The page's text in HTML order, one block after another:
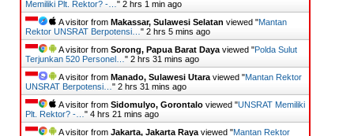
Memiliki Plt. Rektor? -… " 2 hrs 1 min ago
A visitor from Makassar, Sulawesi Selatan viewed "Mantan
Rektor UNSRAT Berpotensi… " 2 hrs 5 mins ago
A visitor from Sorong, Papua Barat Daya viewed "​Polda Sulut
Terjunkan 520 Personel… " 2 hrs 31 mins ago
A visitor from Manado, Sulawesi Utara viewed "Mantan Rektor
UNSRAT Berpotensi… " 2 hrs 31 mins ago
A visitor from Sidomulyo, Gorontalo viewed "UNSRAT Memiliki
Plt. Rektor? -… " 4 hrs 21 mins ago
A visitor from Jakarta, Jakarta Raya viewed "Mantan Rektor